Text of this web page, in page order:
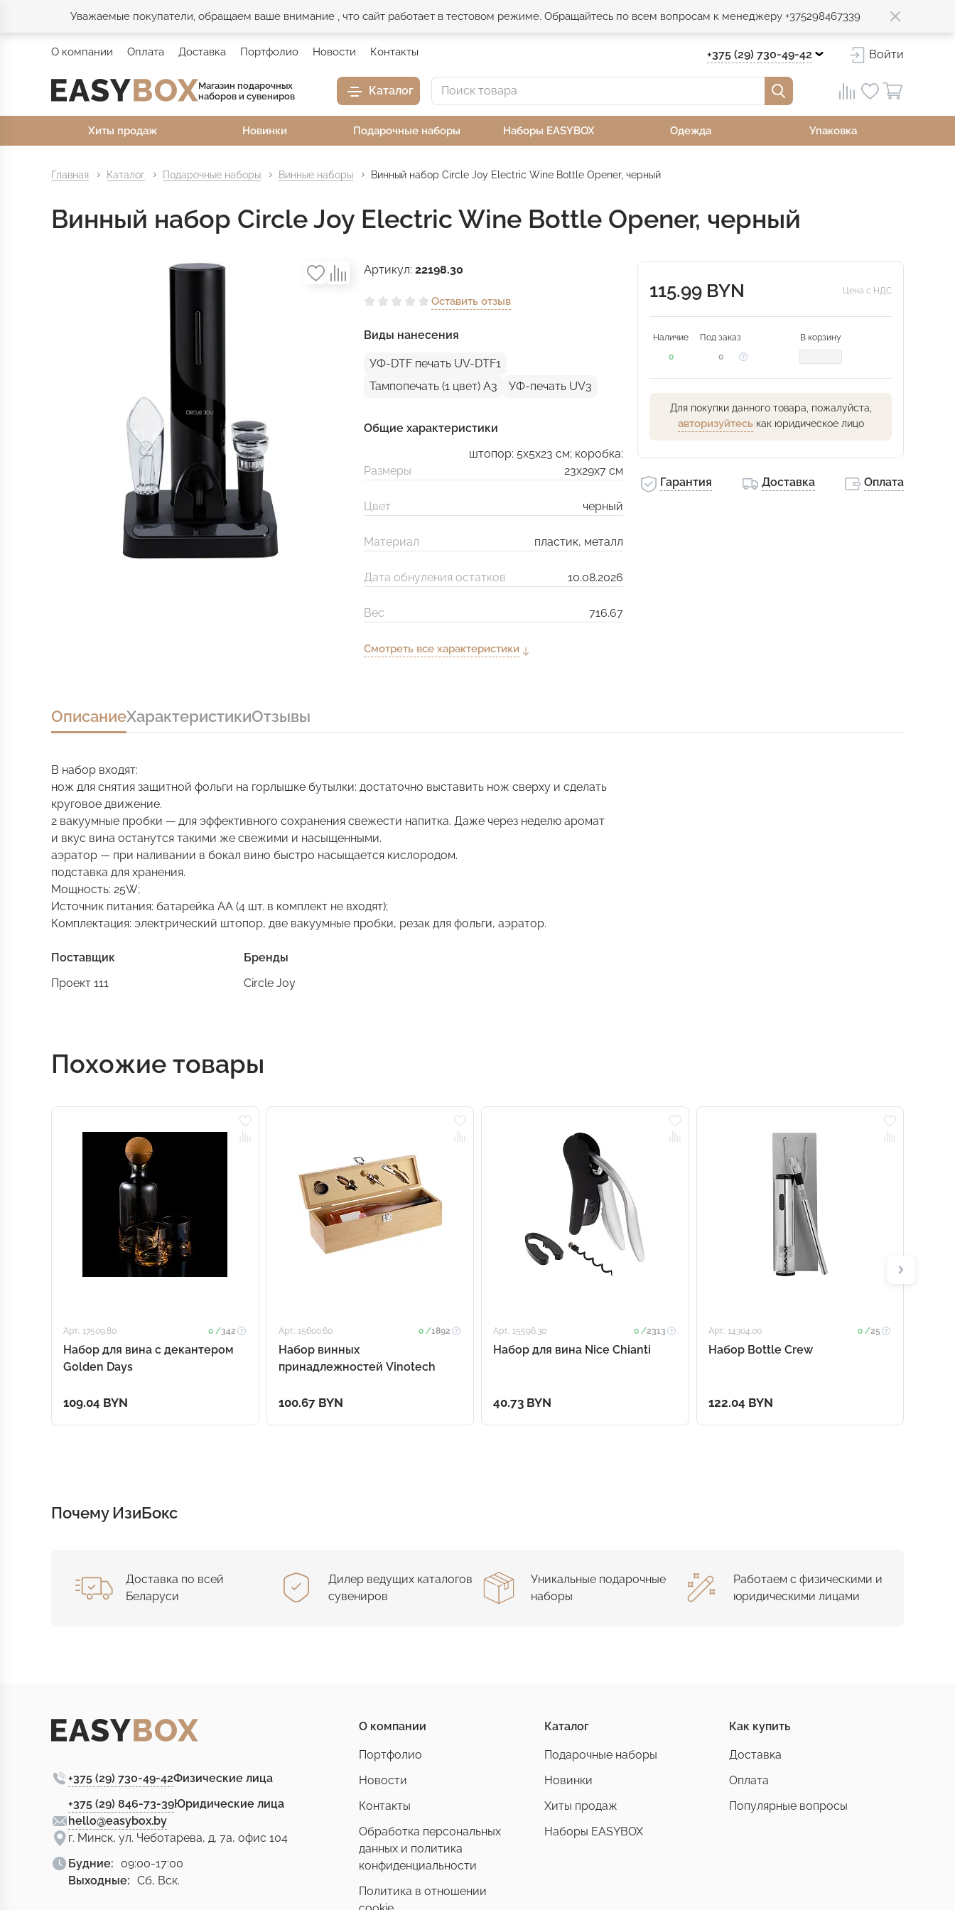
Уважаемые покупатели, обращаем ваше внимание , что сайт работает в тестовом режиме. Обращайтесь по всем вопросам к менеджеру +375298467339
О компании Оплата Доставка Портфолио Новости Контакты +375 (29) 730-49-42 Войти
Магазин подарочных
наборов и сувениров
Каталог
Хиты продаж Новинки Подарочные наборы Наборы EASYBOX Одежда Упаковка
Главная Каталог Подарочные наборы Винные наборы Винный набор Circle Joy Electric Wine Bottle Opener, черный
Винный набор Circle Joy Electric Wine Bottle Opener, черный
Артикул: 22198.30
Оставить отзыв
Виды нанесения
УФ-DTF печать UV-DTF1
Тампопечать (1 цвет) A3
УФ-печать UV3
Общие характеристики
Размеры
штопор: 5х5х23 см; коробка:
23х29х7 см
Цвет черный
Материал пластик, металл
Дата обнуления остатков 10.08.2026
Вес 716.67
Смотреть все характеристики
115.99 BYN Цена с НДС
Наличие Под заказ
В корзину
0
0
Для покупки данного товара, пожалуйста,
авторизуйтеськак юридическое лицо
Гарантия Доставка Оплата
ОписаниеХарактеристикиОтзывы
В набор входят:
нож для снятия защитной фольги на горлышке бутылки: достаточно выставить нож сверху и сделать
круговое движение.
2 вакуумные пробки — для эффективного сохранения свежести напитка. Даже через неделю аромат
и вкус вина останутся такими же свежими и насыщенными.
аэратор — при наливании в бокал вино быстро насыщается кислородом.
подставка для хранения.
Мощность: 25W;
Источник питания: батарейка АА (4 шт. в комплект не входят);
Комплектация: электрический штопор, две вакуумные пробки, резак для фольги, аэратор.
Поставщик
Проект 111
Бренды
Circle Joy
Похожие товары
Арт.: 17509.80 0 /342
Набор для вина с декантером
Golden Days
109.04 BYN
Арт.: 15600.60 0 /1892
Набор винных
принадлежностей Vinotech
100.67 BYN
Арт.: 15596.30 0 /2313
Набор для вина Nice Chianti
40.73 BYN
Арт.: 14304.00 0 /25
Набор Bottle Crew
122.04 BYN
Почему ИзиБокс
Доставка по всей
Беларуси
Дилер ведущих каталогов
сувениров
Уникальные подарочные
наборы
Работаем с физическими и
юридическими лицами
+375 (29) 730-49-42Физические лица
+375 (29) 846-73-39Юридические лица
hello@easybox.by
г. Минск, ул. Чеботарева, д. 7а, офис 104
Будние:
09:00-17:00
Выходные: Сб, Вск.
О компании
Портфолио
Новости
Контакты
Обработка персональных
данных и политика
конфиденциальности
Политика в отношении
Каталог
Подарочные наборы
Новинки
Хиты продаж
Наборы EASYBOX
Как купить
Доставка
Оплата
Популярные вопросы